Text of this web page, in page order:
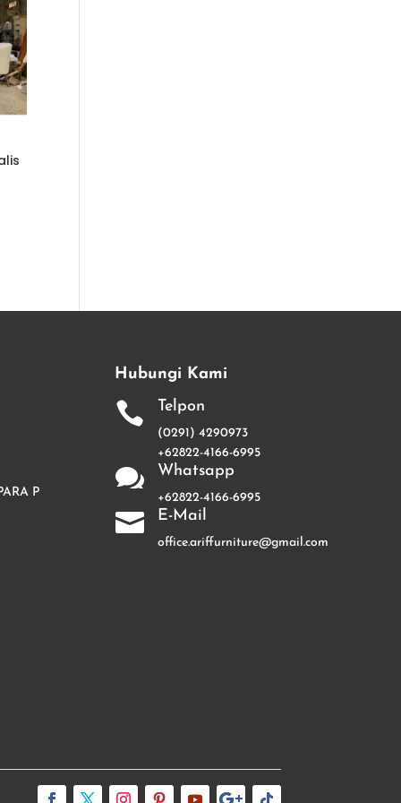
P
Hubungi Kami
 Telpon
(0291) 4290973
+62822-4166-6995
 Whatsapp
+62822-4166-6995
 E-Mail
office.ariffurniture@gmail.com